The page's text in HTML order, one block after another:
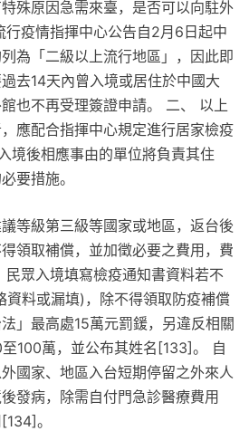
殊原因急需來臺，是否可以向駐外
行疫情指揮中心公告自2月6日起中
為「二級以上流行地區」，因此即
去14天內曾入境或居住於中國大
也不再受理簽證申請。 二、 以上
應配合指揮中心規定進行居家檢疫
境後相應事由的單位將負責其住
要措施。
等級第三級等國家或地區，返台後
領取補償，並加徵必要之費用，費
眾入境填寫檢疫通知書資料若不
資料或漏填)，除不得領取防疫補償
」最高處15萬元罰鍰，另違反相關
100萬，並公布其姓名[133]。 自
國家、地區入台短期停留之外來人
發病，除需自付門急診醫療費用
。